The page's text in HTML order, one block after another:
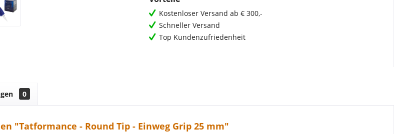
Kostenloser Versand ab € 300,-
Schneller Versand
Top Kundenzufriedenheit
0
"Tatformance - Round Tip - Einweg Grip 25 mm"